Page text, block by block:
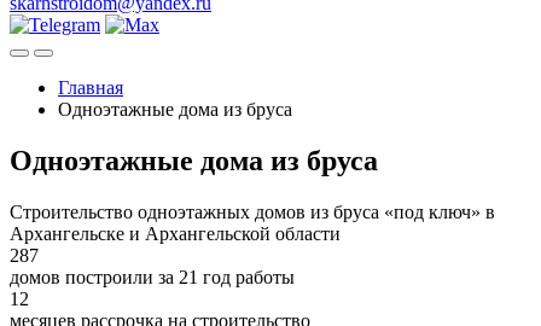
Главная
Одноэтажные дома из бруса
Одноэтажные дома из бруса
Строительство одноэтажных домов из бруса «под ключ» в
Архангельске и Архангельской области
287
домов построили за 21 год работы
12
месяцев рассрочка на строительство